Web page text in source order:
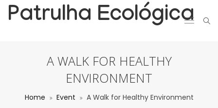
Patrulha Ecológica
A WALK FOR HEALTHY
ENVIRONMENT
Home Event A Walk for Healthy Environment